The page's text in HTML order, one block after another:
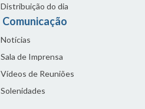
Distribuição do dia
Comunicação
Notícias
Sala de Imprensa
Vídeos de Reuniões
Solenidades